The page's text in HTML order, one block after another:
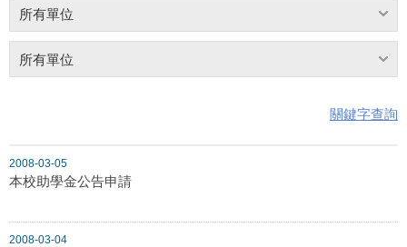
所有單位
所有單位
關鍵字查詢
2008-03-05
本校助學金公告申請
2008-03-04